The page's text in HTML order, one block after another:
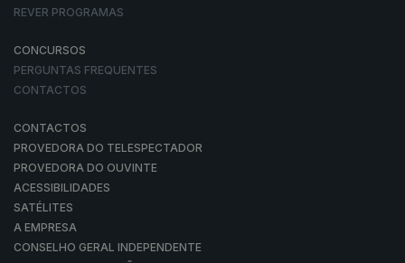
REVER PROGRAMAS
CONCURSOS
PERGUNTAS FREQUENTES
CONTACTOS
CONTACTOS
PROVEDORA DO TELESPECTADOR
PROVEDORA DO OUVINTE
ACESSIBILIDADES
SATÉLITES
A EMPRESA
CONSELHO GERAL INDEPENDENTE